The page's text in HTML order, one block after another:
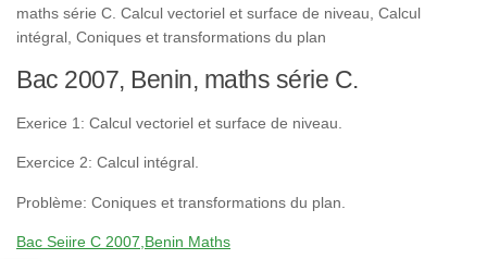
maths série C. Calcul vectoriel et surface de niveau, Calcul
intégral, Coniques et transformations du plan
Bac 2007, Benin, maths série C.
Exerice 1: Calcul vectoriel et surface de niveau.
Exercice 2: Calcul intégral.
Problème: Coniques et transformations du plan.
Bac Seiire C 2007,Benin Maths